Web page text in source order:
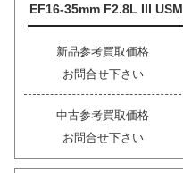
EF16-35mm F2.8L III USM
新品参考買取価格
お問合せ下さい
中古参考買取価格
お問合せ下さい